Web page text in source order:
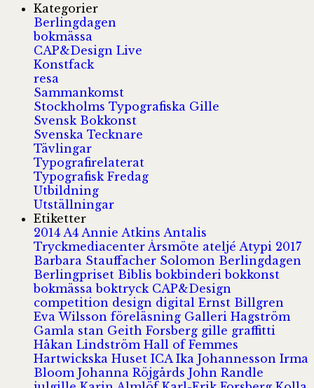
Kategorier
Berlingdagen
bokmässa
CAP&Design Live
Konstfack
resa
Sammankomst
Stockholms Typografiska Gille
Svensk Bokkonst
Svenska Tecknare
Tävlingar
Typografirelaterat
Typografisk Fredag
Utbildning
Utställningar
Etiketter
2014 A4 Annie Atkins Antalis
Tryckmediacenter Årsmöte ateljé Atypi 2017
Barbara Stauffacher Solomon Berlingdagen
Berlingpriset Biblisbokbinderibokkonst
bokmässaboktryck CAP&Design
competition design digital Ernst Billgren
Eva Wilsson föreläsning Galleri Hagström
Gamla stan Geith Forsberg gille graffitti
Håkan Lindström Hall of Femmes
Hartwickska Huset ICA Ika Johannesson Irma
Bloom Johanna Röjgårds John Randle